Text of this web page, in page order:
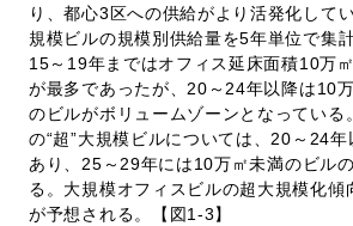
り、都心3区への供給がより活発化して
規模ビルの規模別供給量を5年単位で集
15～19年まではオフィス延床面積10万
が最多であったが、20～24年以降は10
のビルがボリュームゾーンとなっている
の“超”大規模ビルについては、20～24
あり、25～29年には10万㎡未満のビル
る。大規模オフィスビルの超大規模化傾
が予想される。【図1-3】